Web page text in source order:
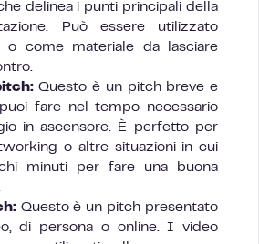
delinea i punti principali della
Può essere utilizzato
o come materiale da lasciare
Questo è un pitch breve e
fare nel tempo necessario
in ascensore. È perfetto per
o altre situazioni in cui
minuti per fare una buona
Questo è un pitch presentato
di persona o online. I video